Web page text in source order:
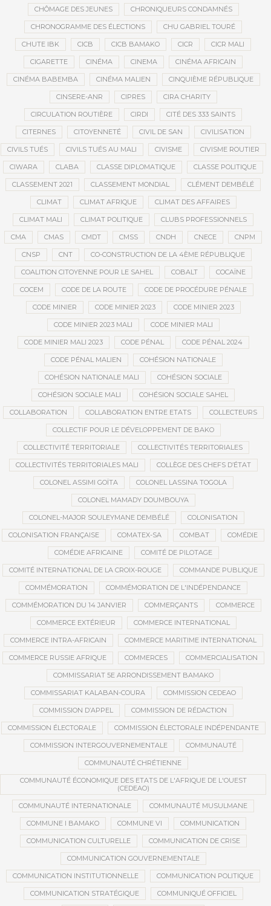
CHÔMAGE DES JEUNES CHRONIQUEURS CONDAMNÉS
CHRONOGRAMME DES ÉLECTIONS CHU GABRIEL TOURÉ
CHUTE IBK CICB CICB BAMAKO CICR CICR MALI
CIGARETTE CINÉMA CINEMA CINÉMA AFRICAIN
CINÉMA BABEMBA CINÉMA MALIEN CINQUIÈME RÉPUBLIQUE
CINSERE-ANR CIPRES CIRA CHARITY
CIRCULATION ROUTIÈRE CIRDI CITÉ DES 333 SAINTS
CITERNES CITOYENNETÉ CIVIL DE SAN CIVILISATION
CIVILS TUÉS CIVILS TUÉS AU MALI CIVISME CIVISME ROUTIER
CIWARA CLABA CLASSE DIPLOMATIQUE CLASSE POLITIQUE
CLASSEMENT 2021 CLASSEMENT MONDIAL CLÉMENT DEMBÉLÉ
CLIMAT CLIMAT AFRIQUE CLIMAT DES AFFAIRES
CLIMAT MALI CLIMAT POLITIQUE CLUBS PROFESSIONNELS
CMA CMAS CMDT CMSS CNDH CNECE CNPM
CNSP CNT CO-CONSTRUCTION DE LA 4ÈME RÉPUBLIQUE
COALITION CITOYENNE POUR LE SAHEL COBALT COCAÏNE
COCEM CODE DE LA ROUTE CODE DE PROCÉDURE PÉNALE
CODE MINIER CODE MINIER 2023 CODE MINIER 2023
CODE MINIER 2023 MALI CODE MINIER MALI
CODE MINIER MALI 2023 CODE PÉNAL CODE PÉNAL 2024
CODE PÉNAL MALIEN COHÉSION NATIONALE
COHÉSION NATIONALE MALI COHÉSION SOCIALE
COHÉSION SOCIALE MALI COHÉSION SOCIALE SAHEL
COLLABORATION COLLABORATION ENTRE ETATS COLLECTEURS
COLLECTIF POUR LE DÉVELOPPEMENT DE BAKO
COLLECTIVITÉ TERRITORIALE COLLECTIVITÉS TERRITORIALES
COLLECTIVITÉS TERRITORIALES MALI COLLÈGE DES CHEFS D’ÉTAT
COLONEL ASSIMI GOÏTA COLONEL LASSINA TOGOLA
COLONEL MAMADY DOUMBOUYA
COLONEL-MAJOR SOULEYMANE DEMBÉLÉ COLONISATION
COLONISATION FRANÇAISE COMATEX-SA COMBAT COMÉDIE
COMÉDIE AFRICAINE COMITÉ DE PILOTAGE
COMITÉ INTERNATIONAL DE LA CROIX-ROUGE COMMANDE PUBLIQUE
COMMÉMORATION COMMÉMORATION DE L'INDÉPENDANCE
COMMÉMORATION DU 14 JANVIER COMMERÇANTS COMMERCE
COMMERCE EXTÉRIEUR COMMERCE INTERNATIONAL
COMMERCE INTRA-AFRICAIN COMMERCE MARITIME INTERNATIONAL
COMMERCE RUSSIE AFRIQUE COMMERCES COMMERCIALISATION
COMMISSARIAT 5E ARRONDISSEMENT BAMAKO
COMMISSARIAT KALABAN-COURA COMMISSION CEDEAO
COMMISSION D’APPEL COMMISSION DE RÉDACTION
COMMISSION ÉLECTORALE COMMISSION ÉLECTORALE INDÉPENDANTE
COMMISSION INTERGOUVERNEMENTALE COMMUNAUTÉ
COMMUNAUTÉ CHRÉTIENNE
COMMUNAUTÉ ÉCONOMIQUE DES ETATS DE L'AFRIQUE DE L'OUEST
(CEDEAO)
COMMUNAUTÉ INTERNATIONALE COMMUNAUTÉ MUSULMANE
COMMUNE I BAMAKO COMMUNE VI COMMUNICATION
COMMUNICATION CULTURELLE COMMUNICATION DE CRISE
COMMUNICATION GOUVERNEMENTALE
COMMUNICATION INSTITUTIONNELLE COMMUNICATION POLITIQUE
COMMUNICATION STRATÉGIQUE COMMUNIQUÉ OFFICIEL